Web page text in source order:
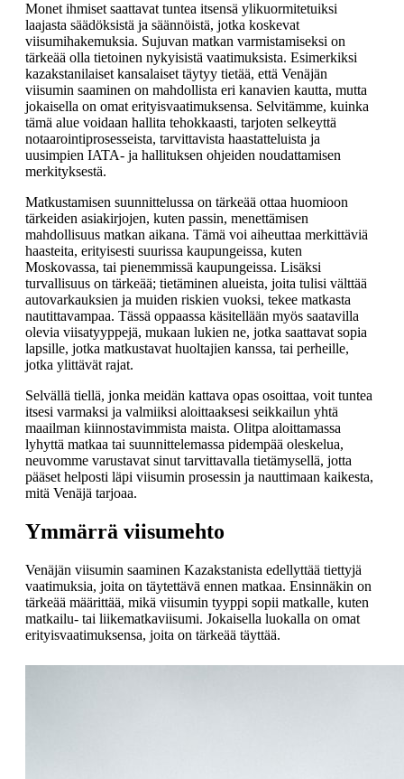
Monet ihmiset saattavat tuntea itsensä ylikuormitetuiksi
laajasta säädöksistä ja säännöistä, jotka koskevat
viisumihakemuksia. Sujuvan matkan varmistamiseksi on
tärkeää olla tietoinen nykyisistä vaatimuksista. Esimerkiksi
kazakstanilaiset kansalaiset täytyy tietää, että Venäjän
viisumin saaminen on mahdollista eri kanavien kautta, mutta
jokaisella on omat erityisvaatimuksensa. Selvitämme, kuinka
tämä alue voidaan hallita tehokkaasti, tarjoten selkeyttä
notaarointiprosesseista, tarvittavista haastatteluista ja
uusimpien IATA- ja hallituksen ohjeiden noudattamisen
merkityksestä.
Matkustamisen suunnittelussa on tärkeää ottaa huomioon
tärkeiden asiakirjojen, kuten passin, menettämisen
mahdollisuus matkan aikana. Tämä voi aiheuttaa merkittäviä
haasteita, erityisesti suurissa kaupungeissa, kuten
Moskovassa, tai pienemmissä kaupungeissa. Lisäksi
turvallisuus on tärkeää; tietäminen alueista, joita tulisi välttää
autovarkauksien ja muiden riskien vuoksi, tekee matkasta
nautittavampaa. Tässä oppaassa käsitellään myös saatavilla
olevia viisatyyppejä, mukaan lukien ne, jotka saattavat sopia
lapsille, jotka matkustavat huoltajien kanssa, tai perheille,
jotka ylittävät rajat.
Selvällä tiellä, jonka meidän kattava opas osoittaa, voit tuntea
itsesi varmaksi ja valmiiksi aloittaaksesi seikkailun yhtä
maailman kiinnostavimmista maista. Olitpa aloittamassa
lyhyttä matkaa tai suunnittelemassa pidempää oleskelua,
neuvomme varustavat sinut tarvittavalla tietämysellä, jotta
pääset helposti läpi viisumin prosessin ja nauttimaan kaikesta,
mitä Venäjä tarjoaa.
Ymmärrä viisumehto
Venäjän viisumin saaminen Kazakstanista edellyttää tiettyjä
vaatimuksia, joita on täytettävä ennen matkaa. Ensinnäkin on
tärkeää määrittää, mikä viisumin tyyppi sopii matkalle, kuten
matkailu- tai liikematkaviisumi. Jokaisella luokalla on omat
erityisvaatimuksensa, joita on tärkeää täyttää.